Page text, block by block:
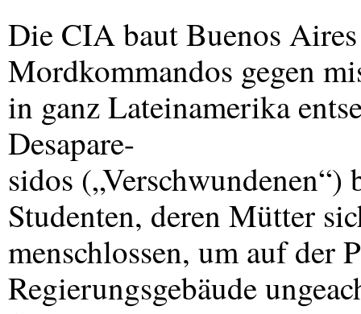
Die CIAbaut Buenos
Mordkommandos gegen
in ganz Lateinamerika
Desapare-
sidos
Studenten, deren Mütter
menschlossen, um auf der
Regierungsgebäude